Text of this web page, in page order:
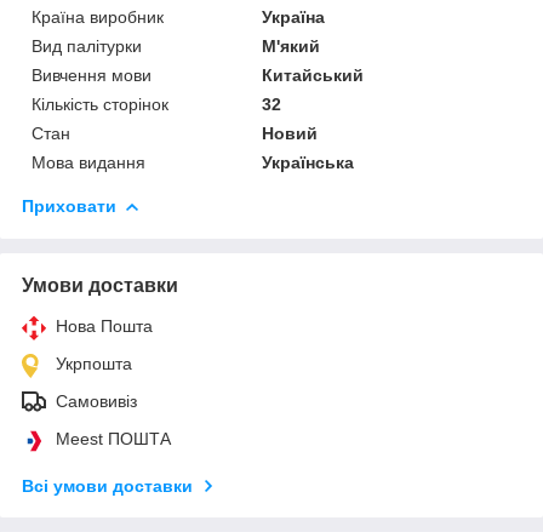
Країна виробник
Україна
Вид палітурки
М'який
Вивчення мови
Китайський
Кількість сторінок
32
Стан
Новий
Мова видання
Українська
Приховати
Умови доставки
Нова Пошта
Укрпошта
Самовивіз
Meest ПОШТА
Всі умови доставки